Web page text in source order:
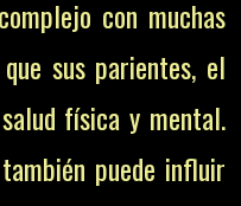
con muchas
sus parientes, el
física y mental.
puede influir